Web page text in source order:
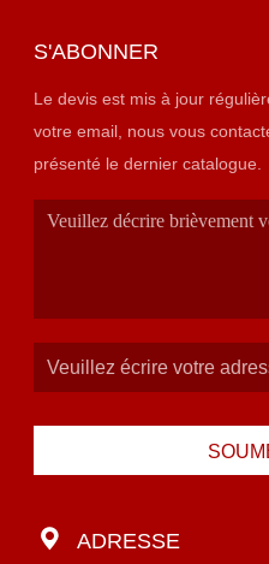
S'ABONNER
Le devis est mis à jour
votre email, nous vous
présenté le dernier catalogue.
ADRESSE